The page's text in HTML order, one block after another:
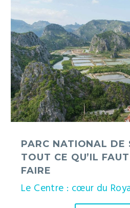
de
Sam
Roi
Yot
:
tout
ce
qu’il
faut
faire
PARC NATIONAL DE
TOUT CE QU’IL
FAIRE
Le Centre : cœur du